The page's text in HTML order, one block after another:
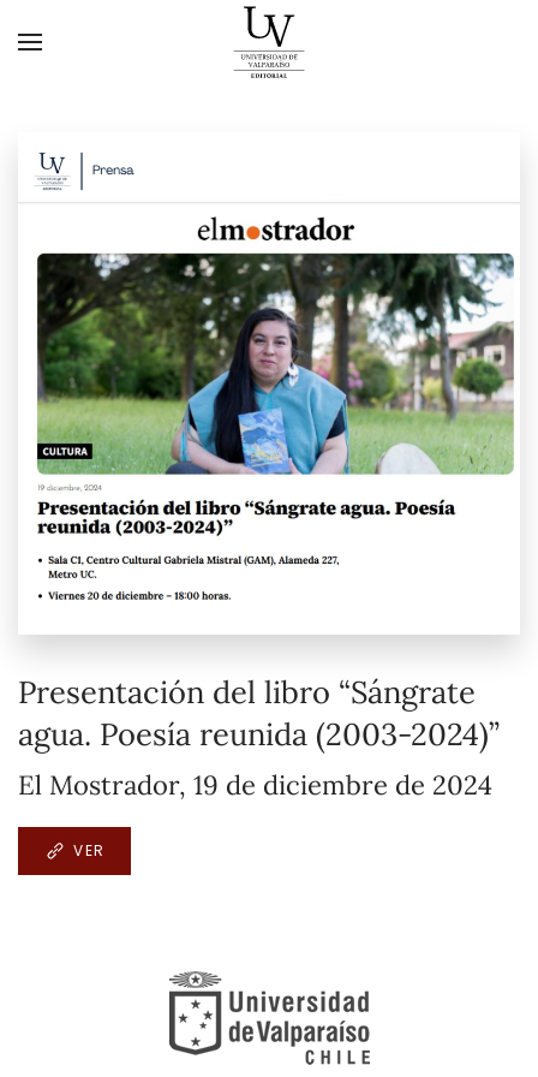
Presentación del libro “Sángrate
agua. Poesía reunida (2003-2024)”
El Mostrador, 19 de diciembre de 2024
VER